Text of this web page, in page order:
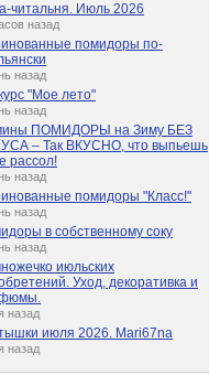
читальня. Июль 2026
назад
помидоры по-
назад
"Мое лето"
назад
ПОМИДОРЫ на Зиму БЕЗ
– Так ВКУСНО, что выпьешь
рассол!
назад
помидоры "Класс!"
назад
в собственному соку
назад
июльских
Уход, декоративка и
назад
июля 2026. Mari67na
назад